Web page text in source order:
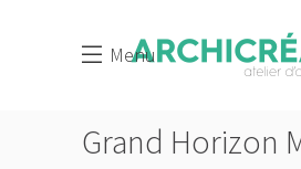
Menu
Grand Horizon